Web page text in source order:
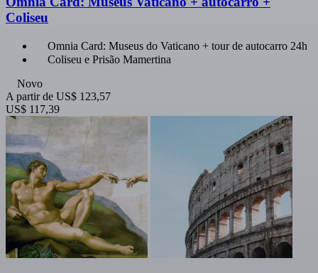
Coliseu
Omnia Card: Museus do Vaticano + tour de autocarro 24h
Coliseu e Prisão Mamertina
Novo
A partir de US$ 123,57
US$ 117,39